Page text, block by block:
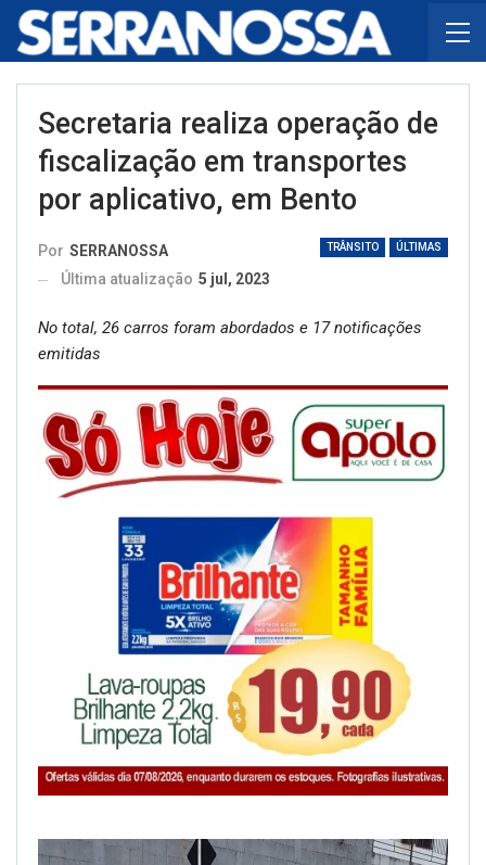
Secretaria realiza operação de
fiscalização em transportes
por aplicativo, em Bento
TRÂNSITO ÚLTIMAS
Por SERRANOSSA
Última atualização 5 jul, 2023
No total, 26 carros foram abordados e 17 notificações
emitidas